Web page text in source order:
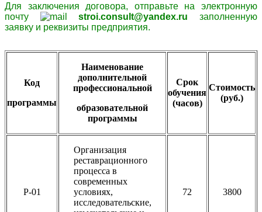
Для заключения договора, отправьте на электронную
почту
stroi.consult@yandex.ru
заполненную
заявку и реквизиты предприятия.
Код
программы
Наименование
дополнительной
профессиональной
образовательной
программы
Срок
обучения
(часов)
Стоимость
(руб.)
Р-01
Организация
реставрационного
процесса в
современных
условиях,
исследовательские,
72 3800